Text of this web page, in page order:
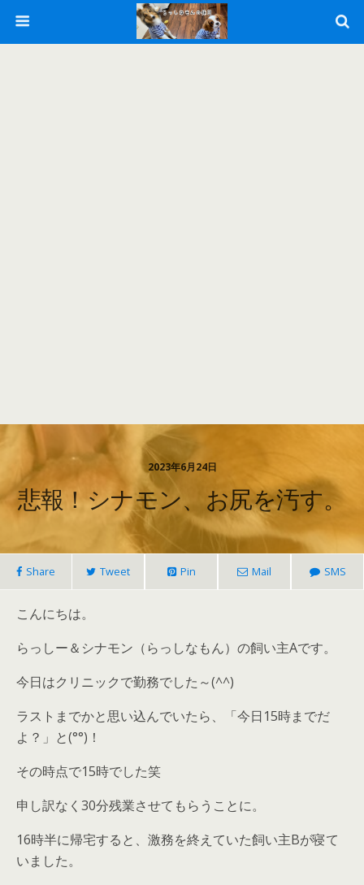
2023年6月24日
悲報！シナモン、お尻を汚す。
Share Tweet Pin Mail SMS
こんにちは。
らっしー＆シナモン（らっしなもん）の飼い主Aです。
今日はクリニックで勤務でした～(^^)
ラストまでかと思い込んでいたら、「今日15時までだ
よ？」と(°°)！
その時点で15時でした笑
申し訳なく30分残業させてもらうことに。
16時半に帰宅すると、激務を終えていた飼い主Bが寝て
いました。